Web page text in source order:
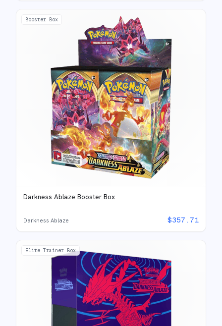
Booster Box
Darkness Ablaze Booster Box
Darkness Ablaze $357.71
Elite Trainer Box